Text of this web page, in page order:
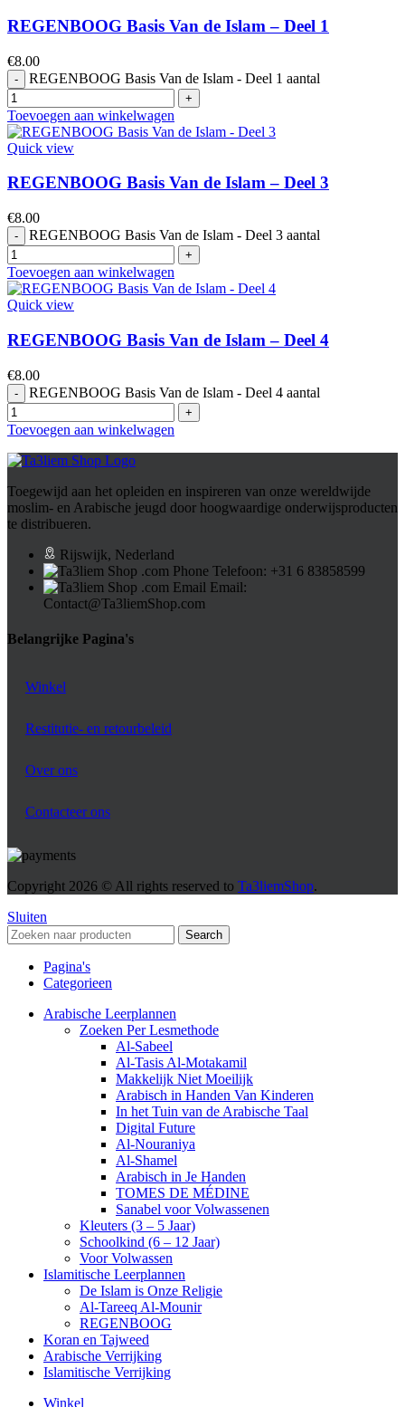
REGENBOOG Basis Van de Islam – Deel 1
€8.00
REGENBOOG Basis Van de Islam - Deel 1 aantal
Toevoegen aan winkelwagen
Quick view
REGENBOOG Basis Van de Islam – Deel 3
€8.00
REGENBOOG Basis Van de Islam - Deel 3 aantal
Toevoegen aan winkelwagen
Quick view
REGENBOOG Basis Van de Islam – Deel 4
€8.00
REGENBOOG Basis Van de Islam - Deel 4 aantal
Toevoegen aan winkelwagen
Toegewijd aan het opleiden en inspireren van onze wereldwijde
moslim- en Arabische jeugd door hoogwaardige onderwijsproducten
te distribueren.
Rijswijk, Nederland
Telefoon: ⁦+31 6 83858599⁩
Email:
Contact@Ta3liemShop.com
Belangrijke Pagina's
Winkel
Restitutie- en retourbeleid
Over ons
Contacteer ons
Copyright 2026 © All rights reserved to Ta3liemShop.
Sluiten
Search
Pagina's
Categorieen
Arabische Leerplannen
Zoeken Per Lesmethode
Al-Sabeel
Al-Tasis Al-Motakamil
Makkelijk Niet Moeilijk
Arabisch in Handen Van Kinderen
In het Tuin van de Arabische Taal
Digital Future
Al-Nouraniya
Al-Shamel
Arabisch in Je Handen
TOMES DE MÉDINE
Sanabel voor Volwassenen
Kleuters (3 – 5 Jaar)
Schoolkind (6 – 12 Jaar)
Voor Volwassen
Islamitische Leerplannen
De Islam is Onze Religie
Al-Tareeq Al-Mounir
REGENBOOG
Koran en Tajweed
Arabische Verrijking
Islamitische Verrijking
Winkel